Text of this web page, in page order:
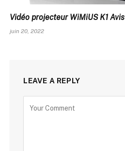
Vidéo projecteur WiMiUS K1 Avis
juin 20, 2022
LEAVE A REPLY